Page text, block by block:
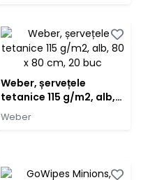
Weber, șervețele
tetanice 115 g/m2, alb,
80 x 80 cm, 20 buc
Weber